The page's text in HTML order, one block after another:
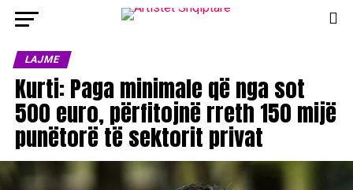
LAJME
Kurti: Paga minimale që nga sot
500 euro, përfitojnë rreth 150 mijë
punëtorë të sektorit privat